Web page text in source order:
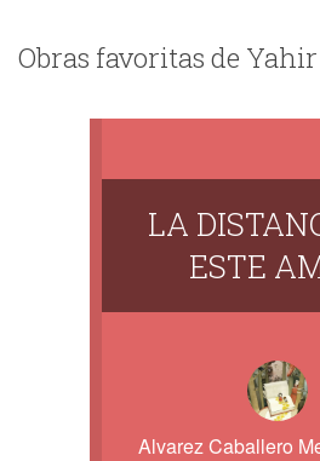
Obras favoritas de
LA
ESTE
Alvarez Caballero